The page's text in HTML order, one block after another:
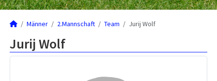
Männer 2.Mannschaft Team Jurij Wolf
Jurij Wolf